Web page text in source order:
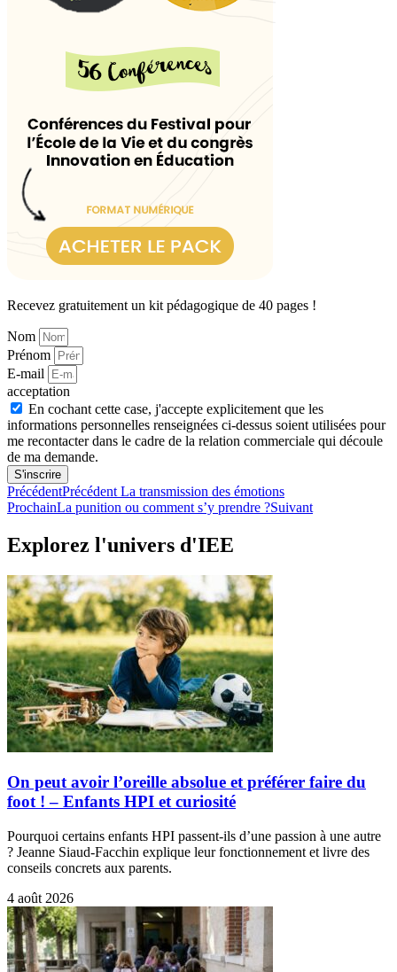
Recevez gratuitement un kit pédagogique de 40 pages !
Nom
Prénom
E-mail
acceptation
En cochant cette case, j'accepte explicitement que les
informations personnelles renseignées ci-dessus soient utilisées pour
me recontacter dans le cadre de la relation commerciale qui découle
de ma demande.
S'inscrire
PrécédentPrécédent La transmission des émotions
ProchainLa punition ou comment s’y prendre ?Suivant
Explorez l'univers d'IEE
On peut avoir l’oreille absolue et préférer faire du
foot ! – Enfants HPI et curiosité
Pourquoi certains enfants HPI passent-ils d’une passion à une autre
? Jeanne Siaud-Facchin explique leur fonctionnement et livre des
conseils concrets aux parents.
4 août 2026